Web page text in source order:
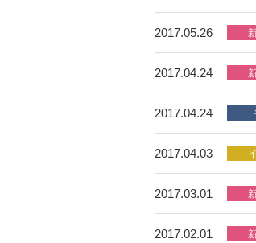
2017.05.26
2017.04.24
2017.04.24
2017.04.03
2017.03.01
2017.02.01